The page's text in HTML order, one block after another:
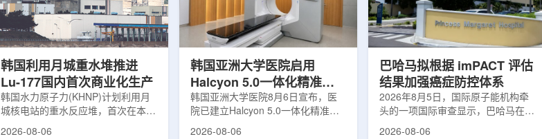
疗全程依托多模融合4D图像引导精
准定位，能实现动态适配、精准治
疗。设备运行平稳低噪，治疗控制软
有重要意义。在食品领域，BRIN将
核技术用于食品保鲜，重点包括出口
水果的辐照处理。阿里夫介绍，一些
湮灭过程显示药物在体内的分布和积
累情况，但对组织缺氧等与疾病恶性
程度相关的微环境信息捕捉有限。...
韩国利用月城重水堆推进
Lu-177国内首次商业化生产
韩国水力原子力(KHNP)计划利用月
城核电站的重水反应堆，首次在本土
生产用于癌症治疗的放射性同位素
2026-08-06
韩国亚洲大学医院启用
Halcyon 5.0一体化精准放
射治疗方案
韩国亚洲大学医院8月6日宣布，医
院已建立Halcyon 5.0一体化精准放
射治疗解决方案，并开始全面用于患
2026-08-06
巴哈马拟根据 imPACT 评估
结果加强癌症防控体系
2026年8月5日，国际原子能机构牵
头的一项国际审查显示，巴哈马在加
强癌症治疗服务方面具备进一步提升
2026-08-06